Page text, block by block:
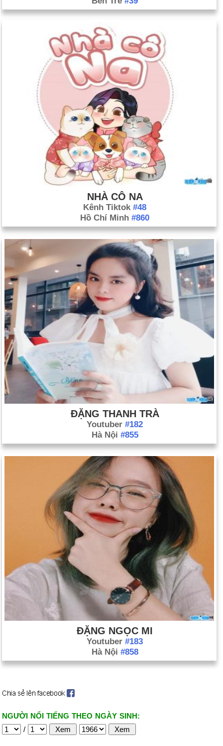
NHÀ CÔ NA
Kênh Tiktok #48
Hồ Chí Minh #860
ĐẶNG THANH TRÀ
Youtuber #182
Hà Nội #855
ĐẶNG NGỌC MI
Youtuber #183
Hà Nội #858
NGƯỜI NỔI TIẾNG THEO NGÀY SINH:
/